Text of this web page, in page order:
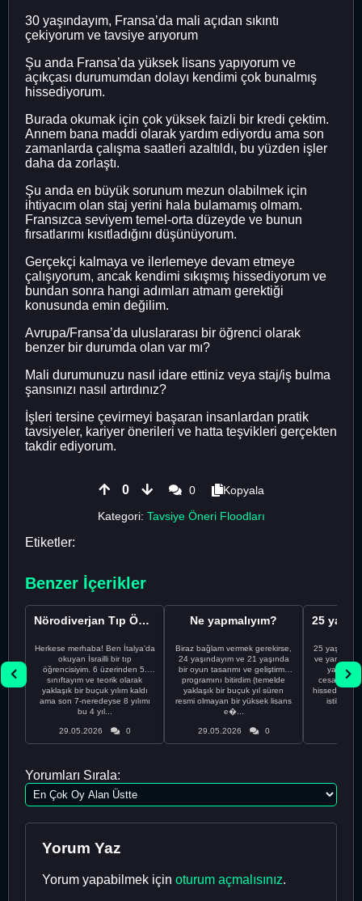
30 yaşındayım, Fransa’da mali açıdan sıkıntı
çekiyorum ve tavsiye arıyorum
Şu anda Fransa’da yüksek lisans yapıyorum ve
açıkçası durumumdan dolayı kendimi çok bunalmış
hissediyorum.
Burada okumak için çok yüksek faizli bir kredi çektim.
Annem bana maddi olarak yardım ediyordu ama son
zamanlarda çalışma saatleri azaltıldı, bu yüzden işler
daha da zorlaştı.
Şu anda en büyük sorunum mezun olabilmek için
ihtiyacım olan staj yerini hala bulamamış olmam.
Fransızca seviyem temel-orta düzeyde ve bunun
fırsatlarımı kısıtladığını düşünüyorum.
Gerçekçi kalmaya ve ilerlemeye devam etmeye
çalışıyorum, ancak kendimi sıkışmış hissediyorum ve
bundan sonra hangi adımları atmam gerektiği
konusunda emin değilim.
Avrupa/Fransa’da uluslararası bir öğrenci olarak
benzer bir durumda olan var mı?
Mali durumunuzu nasıl idare ettiniz veya staj/iş bulma
şansınızı nasıl artırdınız?
İşleri tersine çevirmeyi başaran insanlardan pratik
tavsiyeler, kariyer önerileri ve hatta teşvikleri gerçekten
takdir ediyorum.
0 0
Kopyala
Kategori: Tavsiye Öneri Floodları
Etiketler:
Benzer İçerikler
Nörodiverjan Tıp Öğrencisi Yeni Bir Yol Arıyor
Herkese merhaba! Ben İtalya'da
okuyan İsrailli bir tıp
öğrencisiyim. 6 üzerinden 5.
sınıftayım ve teorik olarak
yaklaşık bir buçuk yılım kaldı
ama son 7-neredeyse 8 yılımı
bu 4 yıl...
29.05.2026 0
Ne yapmalıyım?
Biraz bağlam vermek gerekirse,
24 yaşındayım ve 21 yaşında
bir oyun tasarımı ve geliştirme
programını bitirdim (temelde
yaklaşık bir buçuk yıl süren
resmi olmayan bir yüksek lisans
e�...
29.05.2026 0
25
ve yanlış
cesaretimin
Yorumları Sırala:
Yorum Yaz
Yorum yapabilmek için oturum açmalısınız.